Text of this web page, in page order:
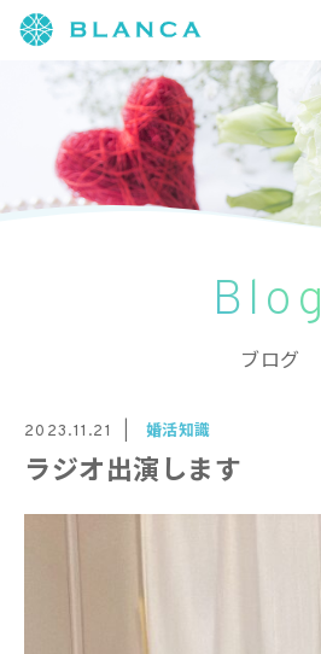
Blog
ブログ
2023.11.21 婚活知識
ラジオ出演します